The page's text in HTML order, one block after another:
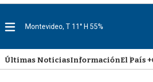
u
Montevideo, T 11° H 55%
Últimas NoticiasInformaciónEl País +